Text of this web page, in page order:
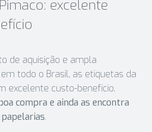
excelente
de aquisição e ampla
todo o Brasil, as etiquetas da
excelente custo-benefício.
compra e ainda as encontra
.